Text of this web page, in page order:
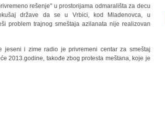
rešenje" u prostorijama odmarališta za decu
države da se u Vrbici, kod Mladenovca, u
problem trajnog smeštaja azilanata nije realizovan
jeseni i zime radio je privremeni centar za smeštaj
2013.godine, takođe zbog protesta meštana, koje je